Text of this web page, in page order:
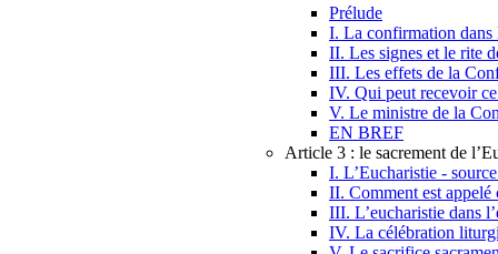
Prélude
I. La confirmation dans
II. Les signes et le rite
III. Les effets de la
IV. Qui peut recevoir ce
V. Le ministre de la
EN BREF
Article 3 : le sacrement de
I. L’Eucharistie -
II. Comment est appelé
III. L’eucharistie dans
IV. La célébration